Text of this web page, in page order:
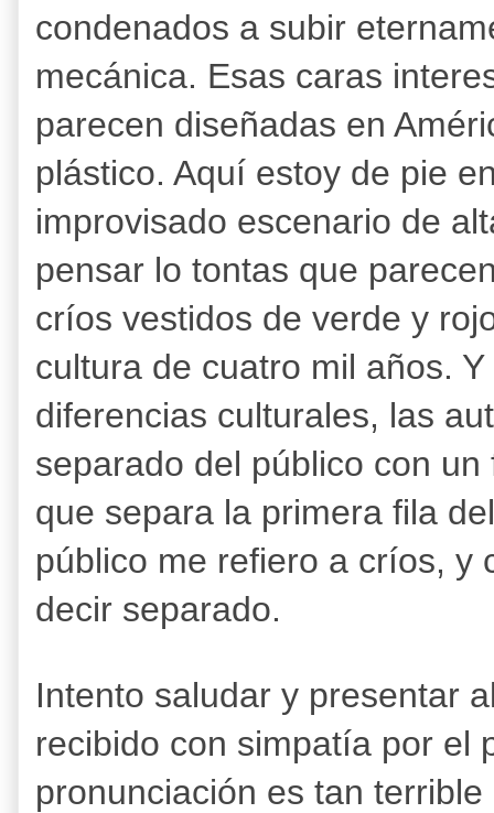
condenados a subir
mecánica. Esas caras
parecen diseñadas en
plástico. Aquí estoy de pie
improvisado escenario de
pensar lo tontas que
críos vestidos de verde y
cultura de cuatro mil años.
diferencias culturales, las
separado del público con
que separa la primera fila
público me refiero a críos, y
decir separado.
Intento saludar y presentar
recibido con simpatía por el
pronunciación es tan